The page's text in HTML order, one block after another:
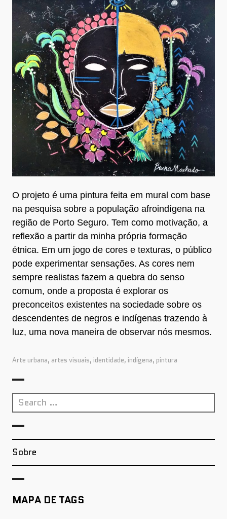
O projeto é uma pintura feita em mural com base
na pesquisa sobre a população afroindígena na
região de Porto Seguro. Tem como motivação, a
reflexão a partir da minha própria formação
étnica. Em um jogo de cores e texturas, o público
pode experimentar sensações. As cores nem
sempre realistas fazem a quebra do senso
comum, onde a proposta é explorar os
preconceitos existentes na sociedade sobre os
descendentes de negros e indígenas trazendo à
luz, uma nova maneira de observar nós mesmos.
Arte urbana, artes visuais, identidade, indígena, pintura
Search
for:
Sobre
MAPA DE TAGS